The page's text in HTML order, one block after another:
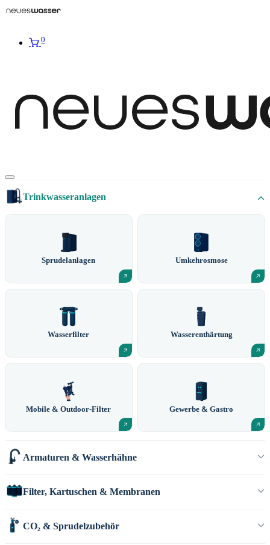
0
Trinkwasseranlagen
Sprudelanlagen Umkehrosmose
Wasserfilter Wasserenthärtung
Mobile & Outdoor-Filter Gewerbe & Gastro
Armaturen & Wasserhähne
Filter, Kartuschen & Membranen
CO₂ & Sprudelzubehör